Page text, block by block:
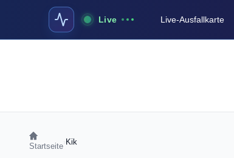
Live Live-Ausfallkarte
Startseite Kik